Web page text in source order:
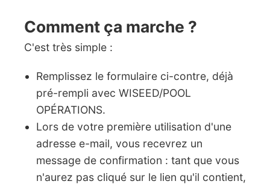
Comment ça marche ?
C'est très simple :
Remplissez le formulaire ci-contre, déjà
pré-rempli avec WISEED/POOL
OPÉRATIONS.
Lors de votre première utilisation d'une
adresse e-mail, vous recevrez un
message de confirmation : tant que vous
n'aurez pas cliqué sur le lien qu'il contient,